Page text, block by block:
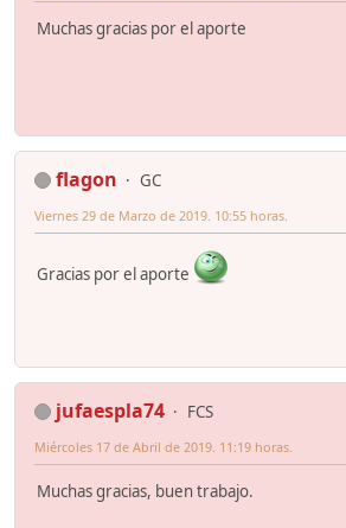
Muchas gracias por el aporte
flagon
GC
Viernes 29 de Marzo de 2019. 10:55 horas.
Gracias por el aporte
jufaespla74
FCS
Miércoles 17 de Abril de 2019. 11:19 horas.
Muchas gracias, buen trabajo.